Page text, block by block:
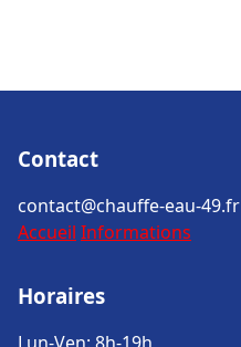
Contact
contact@chauffe-eau-49.fr
Accueil Informations
Horaires